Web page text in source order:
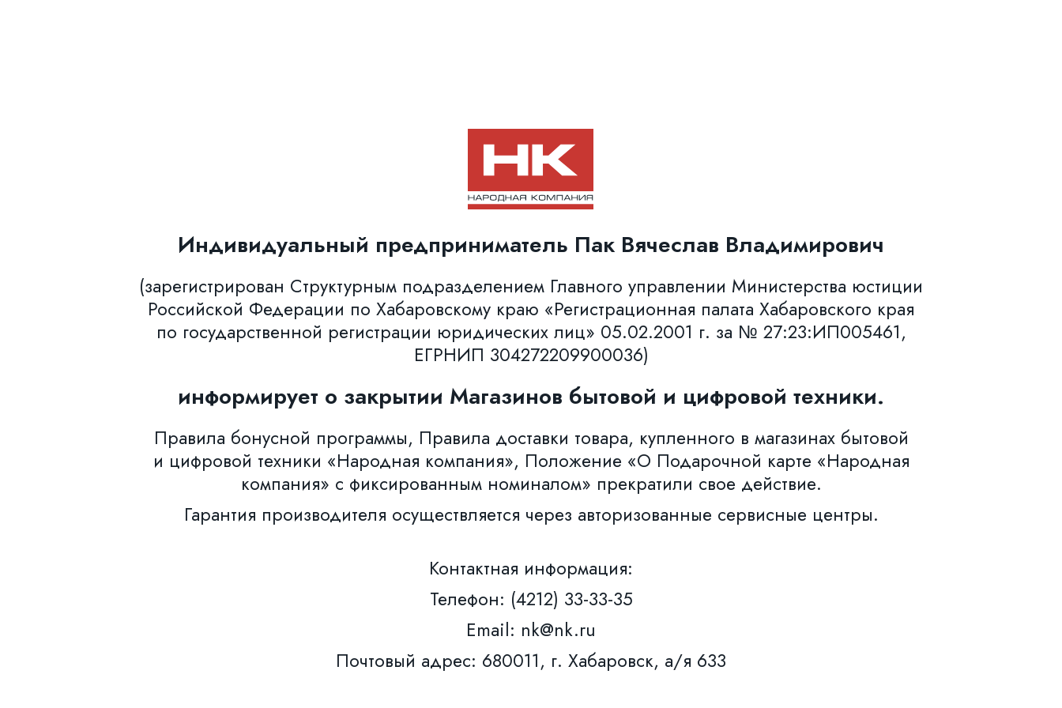
Индивидуальный предприниматель Пак Вячеслав Владимирович
(зарегистрирован Структурным подразделением Главного управлении Министерства юстиции
Российской Федерации по Хабаровскому краю «Регистрационная палата Хабаровского края
по государственной регистрации юридических лиц» 05.02.2001 г. за № 27:23:ИП005461,
ЕГРНИП 304272209900036)
информирует о закрытии Магазинов бытовой и цифровой техники.
Правила бонусной программы, Правила доставки товара, купленного в магазинах бытовой
и цифровой техники «Народная компания», Положение «О Подарочной карте «Народная
компания» с фиксированным номиналом» прекратили свое действие.
Гарантия производителя осуществляется через авторизованные сервисные центры.
Контактная информация:
Телефон: (4212) 33-33-35
Email: nk@nk.ru
Почтовый адрес: 680011, г. Хабаровск, а/я 633